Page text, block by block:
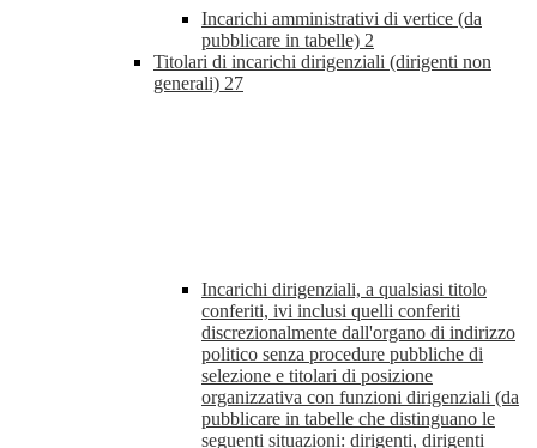
Incarichi amministrativi di vertice (da
pubblicare in tabelle) 2
Titolari di incarichi dirigenziali (dirigenti non
generali) 27
Incarichi dirigenziali, a qualsiasi titolo
conferiti, ivi inclusi quelli conferiti
discrezionalmente dall'organo di indirizzo
politico senza procedure pubbliche di
selezione e titolari di posizione
organizzativa con funzioni dirigenziali (da
pubblicare in tabelle che distinguano le
seguenti situazioni: dirigenti, dirigenti